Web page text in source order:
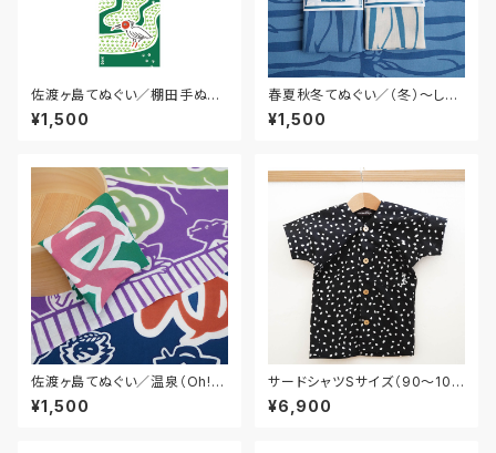
佐渡ヶ島てぬぐい／棚田手ぬぐ
い
¥1,500
春夏秋冬てぬぐい／（冬）〜しし
ゃも〜
¥1,500
佐渡ヶ島てぬぐい／温泉（Oh!湯
～）
¥1,500
サードシャツSサイズ（90〜10
0）／子供用
¥6,900